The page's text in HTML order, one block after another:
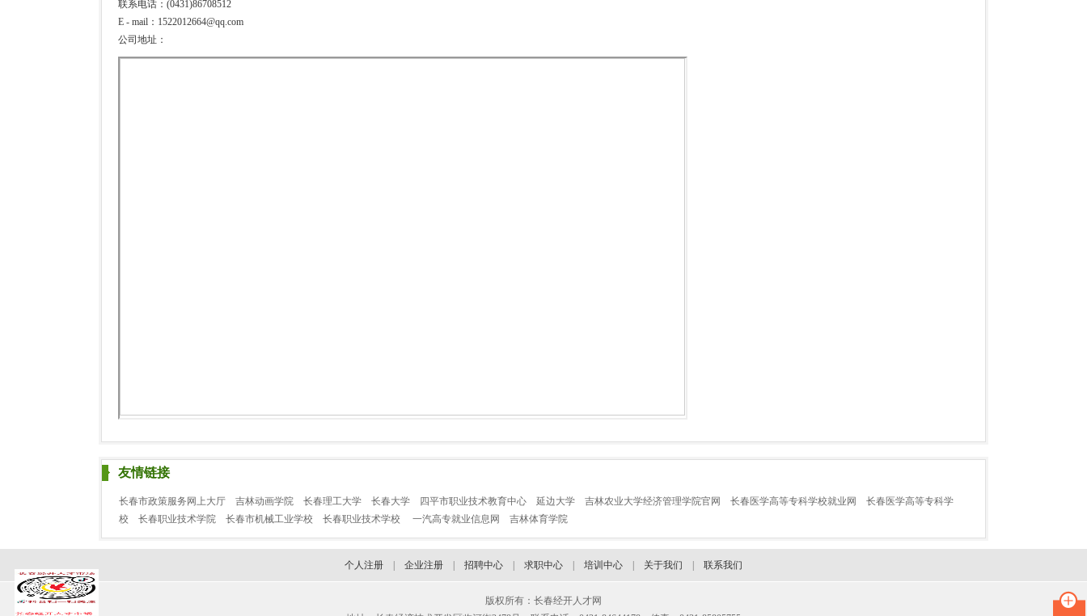
联系电话：(0431)86708512
E - mail：1522012664@qq.com
公司地址：
友情链接
长春市政策服务网上大厅 吉林动画学院 长春理工大学 长春大学 四平市职业技术教育中心 延边大学 吉林农业大学经济管理学院官网 长春医学高等专科学校就业网
长春医学高等专科学
校
长春职业技术学院 长春市机械工业学校 长春职业技术学校 一汽高专就业信息网 吉林体育学院
个人注册 企业注册 招聘中心 求职中心 培训中心 关于我们 联系我们
版权所有：长春经开人才网